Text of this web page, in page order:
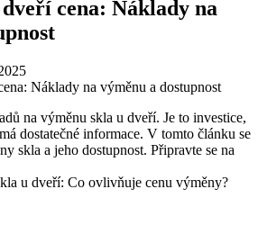
cena: Náklady na
na⁢ výměnu skla ⁤u dveří. Je to⁢ investice,
dostatečné informace. V tomto ⁢článku se
skla a jeho dostupnost. Připravte se na